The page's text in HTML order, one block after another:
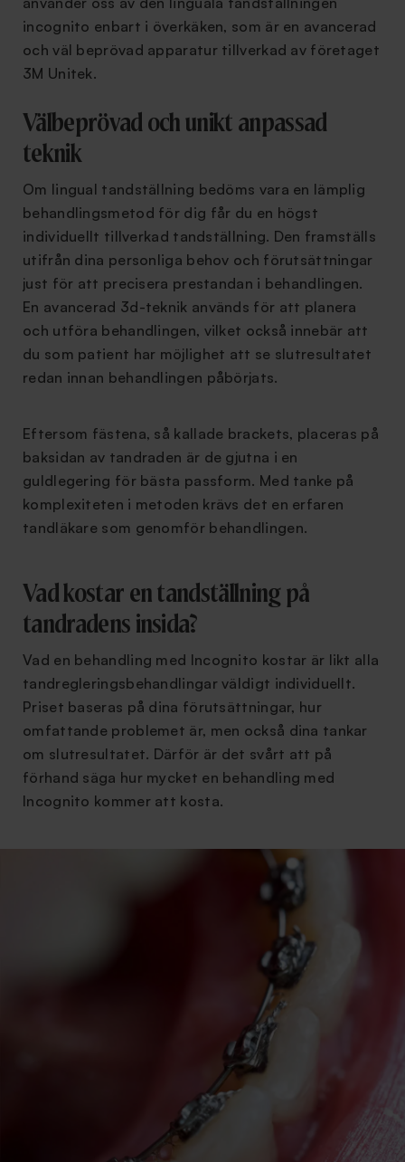
incognito enbart i överkäken, som är en avancerad
och väl beprövad apparatur tillverkad av företaget
3M Unitek.
Välbeprövad och unikt anpassad
teknik
Om lingual tandställning bedöms vara en lämplig
behandlingsmetod för dig får du en högst
individuellt tillverkad tandställning. Den framställs
utifrån dina personliga behov och förutsättningar
just för att precisera prestandan i behandlingen.
En avancerad 3d-teknik används för att planera
och utföra behandlingen, vilket också innebär att
du som patient har möjlighet att se slutresultatet
redan innan behandlingen påbörjats.
Eftersom fästena, så kallade brackets, placeras på
baksidan av tandraden är de gjutna i en
guldlegering för bästa passform. Med tanke på
komplexiteten i metoden krävs det en erfaren
tandläkare som genomför behandlingen.
Vad kostar en tandställning på
tandradens insida?
Vad en behandling med Incognito kostar är likt alla
tandregleringsbehandlingar väldigt individuellt.
Priset baseras på dina förutsättningar, hur
omfattande problemet är, men också dina tankar
om slutresultatet. Därför är det svårt att på
förhand säga hur mycket en behandling med
Incognito kommer att kosta.